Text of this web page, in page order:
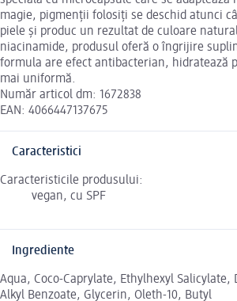
magie, pigmenții folosiți se deschid atunci
piele și produc un rezultat de culoare
niacinamide, produsul oferă o îngrijire
formula are efect antibacterian, hidratează
mai uniformă.
Număr articol dm: 1672838
EAN: 4066447137675
Caracteristici
Caracteristicile produsului:
vegan, cu SPF
Ingrediente
Aqua, Coco-Caprylate, Ethylhexyl Salicylate,
Alkyl Benzoate, Glycerin, Oleth-10, Butyl